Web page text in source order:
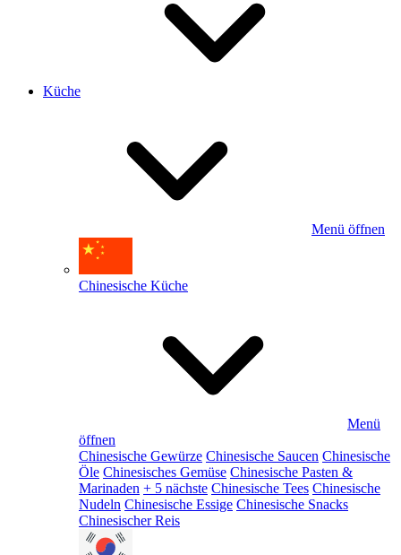
Küche
Menü öffnen
Chinesische Küche
Menü
öffnen
Chinesische Gewürze Chinesische Saucen Chinesische
Öle Chinesisches Gemüse Chinesische Pasten &
Marinaden + 5 nächste Chinesische Tees Chinesische
Nudeln Chinesische Essige Chinesische Snacks
Chinesischer Reis